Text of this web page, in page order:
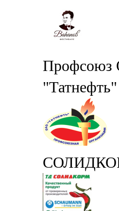
"Татнефть"